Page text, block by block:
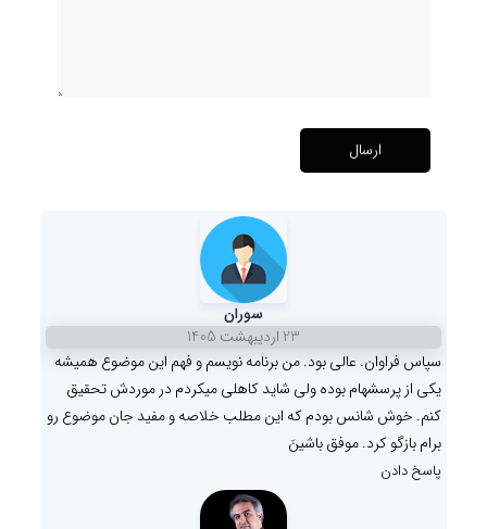
ارسال
سوران
23 ارديبهشت 1405
سپاس فراوان. عالی بود. من برنامه نویسم و فهم این موضوع همیشه
یکی از پرسشهام بوده ولی شاید کاهلی میکردم در موردش تحقیق
کنم. خوش شانس بودم که این مطلب خلاصه و مفید جان موضوع رو
برام بازگو کرد. موفق باشینَ
پاسخ دادن